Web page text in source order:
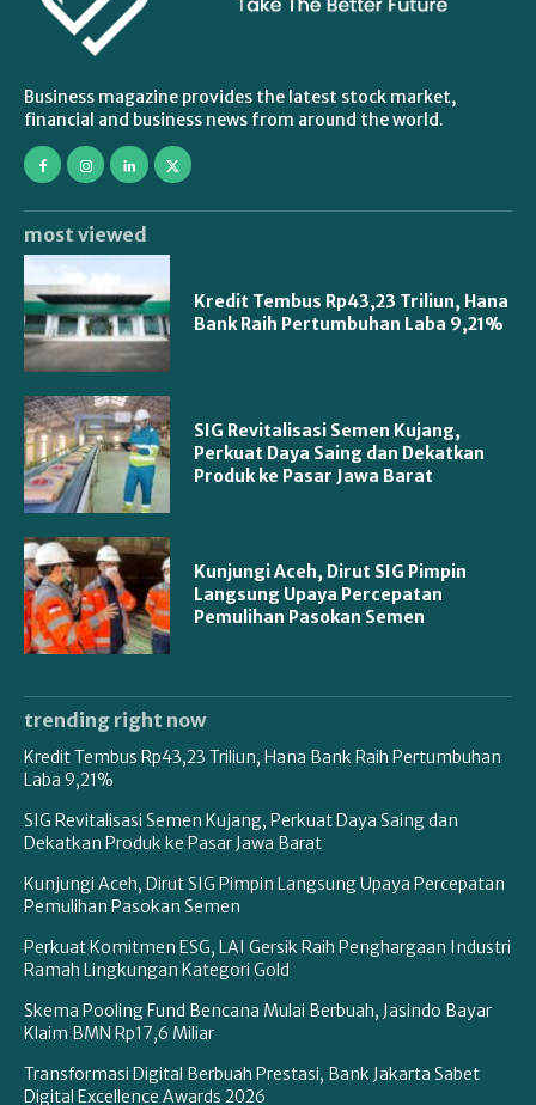
Business magazine provides the latest stock market,
financial and business news from around the world.
most viewed
Kredit Tembus Rp43,23 Triliun, Hana
Bank Raih Pertumbuhan Laba 9,21%
SIG Revitalisasi Semen Kujang,
Perkuat Daya Saing dan Dekatkan
Produk ke Pasar Jawa Barat
Kunjungi Aceh, Dirut SIG Pimpin
Langsung Upaya Percepatan
Pemulihan Pasokan Semen
trending right now
Kredit Tembus Rp43,23 Triliun, Hana Bank Raih Pertumbuhan
Laba 9,21%
SIG Revitalisasi Semen Kujang, Perkuat Daya Saing dan
Dekatkan Produk ke Pasar Jawa Barat
Kunjungi Aceh, Dirut SIG Pimpin Langsung Upaya Percepatan
Pemulihan Pasokan Semen
Perkuat Komitmen ESG, LAI Gersik Raih Penghargaan Industri
Ramah Lingkungan Kategori Gold
Skema Pooling Fund Bencana Mulai Berbuah, Jasindo Bayar
Klaim BMN Rp17,6 Miliar
Transformasi Digital Berbuah Prestasi, Bank Jakarta Sabet
Digital Excellence Awards 2026